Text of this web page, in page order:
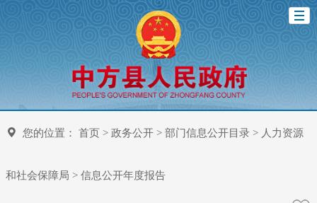
您的位置： 首页> 政务公开> 部门信息公开目录> 人力资源
和社会保障局 > 信息公开年度报告